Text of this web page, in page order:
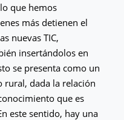
que hemos
más detienen el
nuevas TIC,
insertándolos en
se presenta como un
dada la relación
que es
este sentido, hay una